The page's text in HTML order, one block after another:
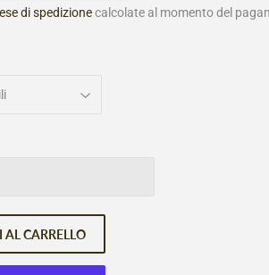
di spedizionecalcolate al momento del
AL CARRELLO